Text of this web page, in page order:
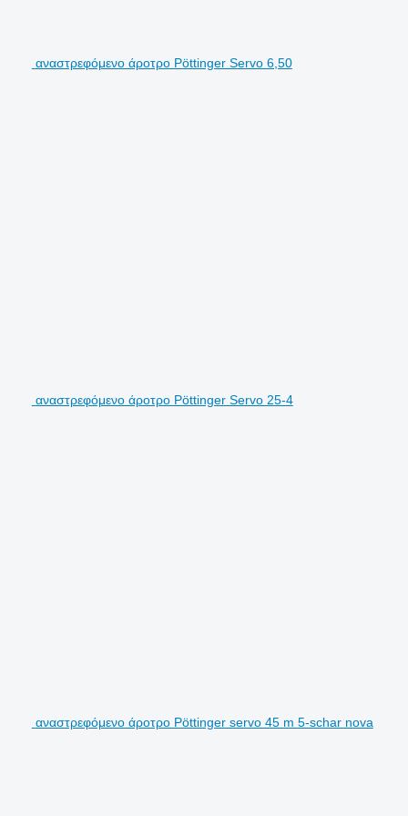
αναστρεφόμενο άροτρο Pöttinger Servo 6,50
αναστρεφόμενο άροτρο Pöttinger Servo 25-4
αναστρεφόμενο άροτρο Pöttinger servo 45 m 5-schar nova